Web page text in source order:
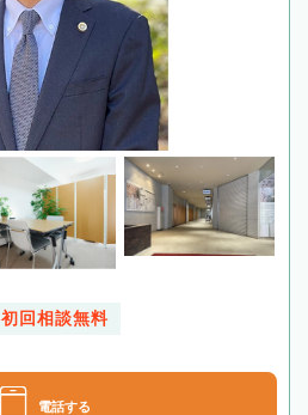
初回相談無料
電話する